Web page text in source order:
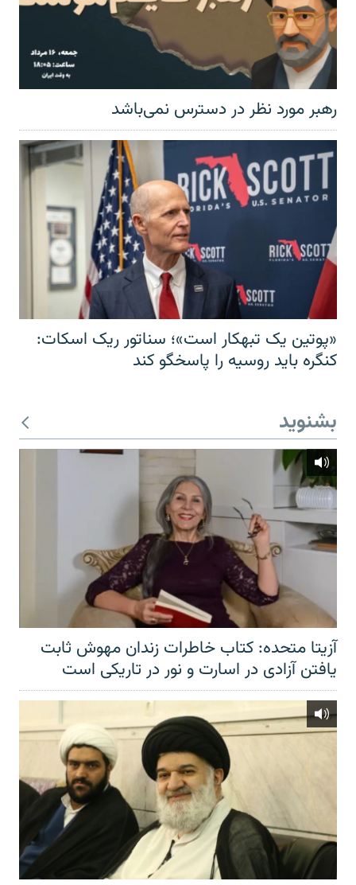
رهبر مورد نظر در دسترس نمی‌باشد
«پوتین یک تبهکار است»؛ سناتور ریک اسکات:
کنگره باید روسیه را پاسخگو کند
بشنوید
آزیتا متحده: کتاب خاطرات زندان مهوش ثابت
یافتن آزادی در اسارت و نور در تاریکی است